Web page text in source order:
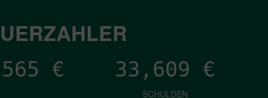
€ 33,609 €
SCHULDEN